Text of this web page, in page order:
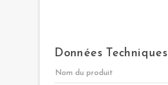
Données Techniques
Nom du produit